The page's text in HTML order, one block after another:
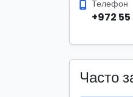
Телефон
+972
Часто